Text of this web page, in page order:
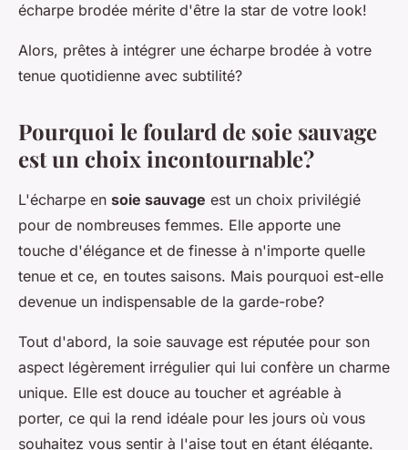
écharpe brodée mérite d'être la star de votre look!
Alors, prêtes à intégrer une écharpe brodée à votre
tenue quotidienne avec subtilité?
Pourquoi le foulard de soie sauvage
est un choix incontournable?
L'écharpe en soie sauvage est un choix privilégié
pour de nombreuses femmes. Elle apporte une
touche d'élégance et de finesse à n'importe quelle
tenue et ce, en toutes saisons. Mais pourquoi est-elle
devenue un indispensable de la garde-robe?
Tout d'abord, la soie sauvage est réputée pour son
aspect légèrement irrégulier qui lui confère un charme
unique. Elle est douce au toucher et agréable à
porter, ce qui la rend idéale pour les jours où vous
souhaitez vous sentir à l'aise tout en étant élégante.